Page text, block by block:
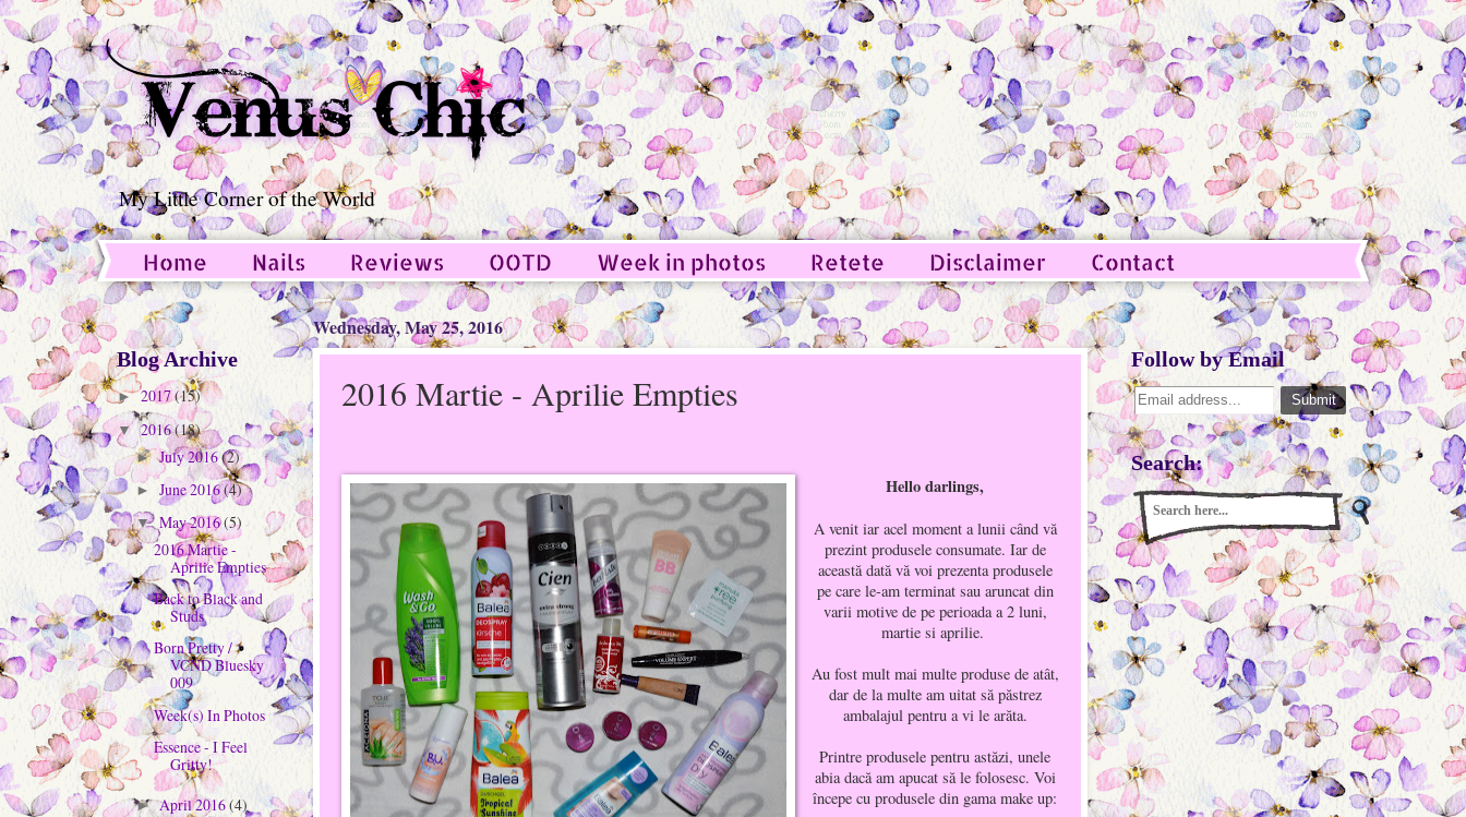
My Little Corner of the World
Home Nails Reviews OOTD Week in photos Retete Disclaimer
Contact
Guest Post
Wednesday, May 25, 2016
2016 Martie - Aprilie Empties
Hello darlings,
A venit iar acel moment a lunii când vă
prezint produsele consumate. Iar de
această dată vă voi prezenta produsele
pe care le-am terminat sau aruncat din
varii motive de pe perioada a 2 luni,
martie si aprilie.
Au fost mult mai multe produse de atât,
dar de la multe am uitat să păstrez
ambalajul pentru a vi le arăta.
Printre produsele pentru astăzi, unele
abia dacă am apucat să le folosesc. Voi
începe cu produsele din gama make up:
Blog Archive
►2017(15)
▼ 2016(18)
►July 2016(2)
► June 2016(4)
▼ May 2016(5)
2016 Martie -
Aprilie Empties
Back to Black and
Studs
Born Pretty /
VCND Bluesky
009
Week(s) In Photos
Essence - I Feel
Gritty!
►April 2016(4)
Follow by Email
Search: